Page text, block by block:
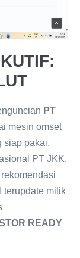
PT
mesin omset
siap pakai,
PT JKK.
terupdate milik
READY